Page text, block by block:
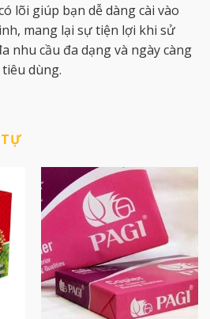
lõi giúp bạn dễ dàng cài vào
mang lại sự tiện lợi khi sử
nhu cầu đa dạng và ngày càng
dùng.​